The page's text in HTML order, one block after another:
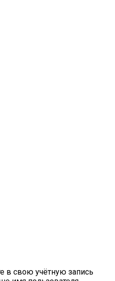
в свою учётную запись